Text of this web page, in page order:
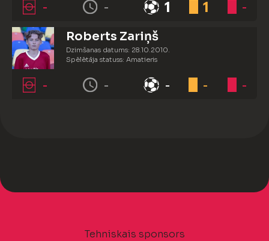
- - 1 1 -
Roberts Zariņš
Dzimšanas datums: 28.10.2010.
Spēlētāja statuss: Amatieris
- - - - -
Tehniskais sponsors